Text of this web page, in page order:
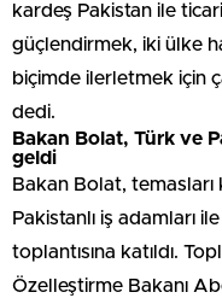
kardeş Pakistan ile
güçlendirmek, iki ülke
biçimde ilerletmek için
dedi.
Bakan Bolat, Türk ve
geldi
Bakan Bolat, temasları
Pakistanlı iş adamları
toplantısına katıldı.
Özelleştirme Bakanı